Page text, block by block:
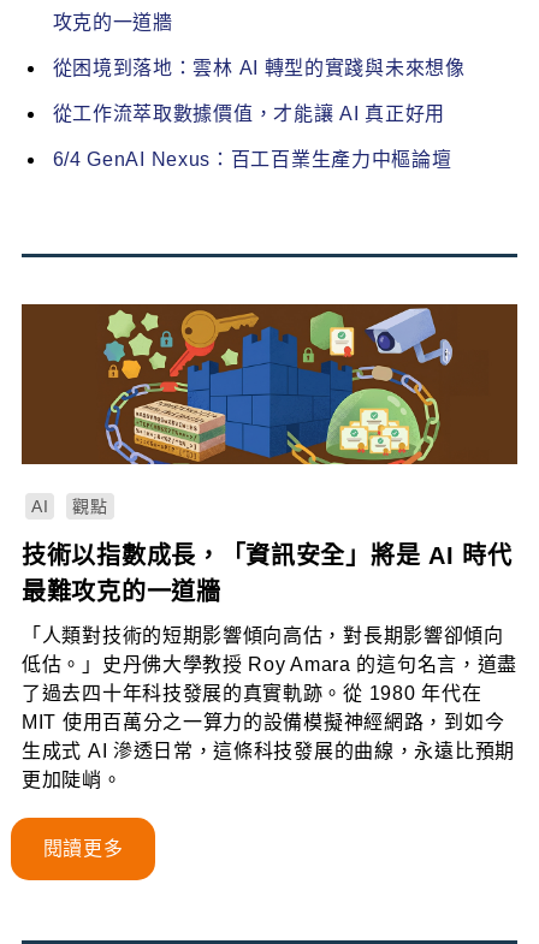
攻克的一道牆
從困境到落地：雲林 AI 轉型的實踐與未來想像
從工作流萃取數據價值，才能讓 AI 真正好用
6/4 GenAI Nexus：百工百業生產力中樞論壇
AI 觀點
技術以指數成長，「資訊安全」將是 AI 時代
最難攻克的一道牆
「人類對技術的短期影響傾向高估，對長期影響卻傾向
低估。」史丹佛大學教授 Roy Amara 的這句名言，道盡
了過去四十年科技發展的真實軌跡。從 1980 年代在
MIT 使用百萬分之一算力的設備模擬神經網路，到如今
生成式 AI 滲透日常，這條科技發展的曲線，永遠比預期
更加陡峭。
閱讀更多